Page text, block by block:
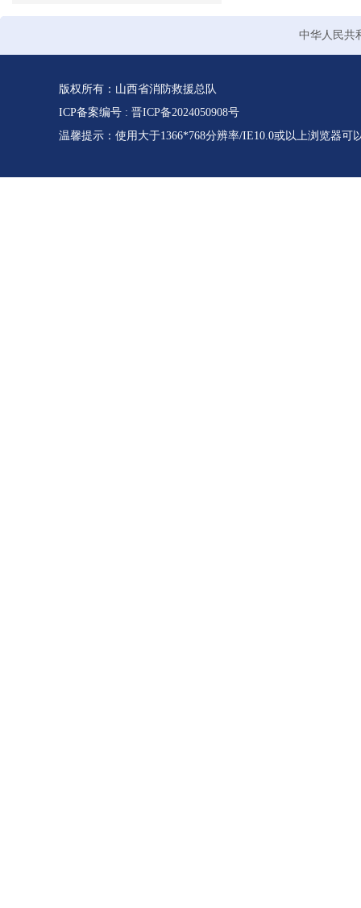
中华人民共
版权所有：山西省消防救援总队
ICP备案编号 : 晋ICP备2024050908号
温馨提示：使用大于1366*768分辨率/IE10.0或以上浏览器可